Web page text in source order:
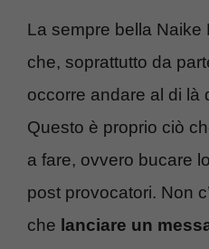
La sempre bella Naike
che, soprattutto da
occorre andare al di là
Questo è proprio ciò
a fare, ovvero bucare
post provocatori. Non
che lanciare un